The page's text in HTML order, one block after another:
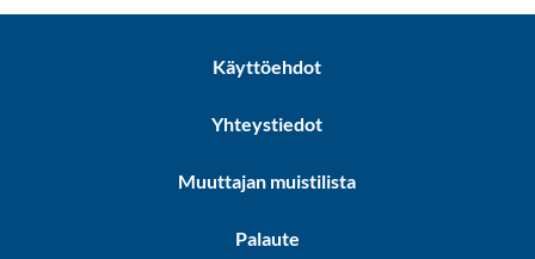
Käyttöehdot
Yhteystiedot
Muuttajan muistilista
Palaute